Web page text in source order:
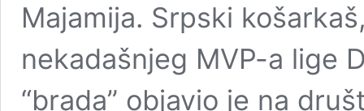
Majamija. Srpski
nekadašnjeg MVP-a lige
“brada” objavio je na